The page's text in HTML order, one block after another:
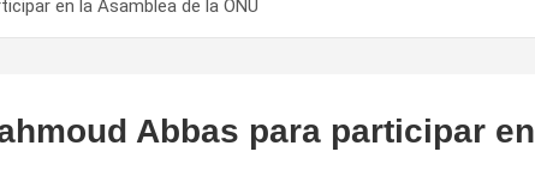
en la Asamblea de la ONU
Abbas para participar en